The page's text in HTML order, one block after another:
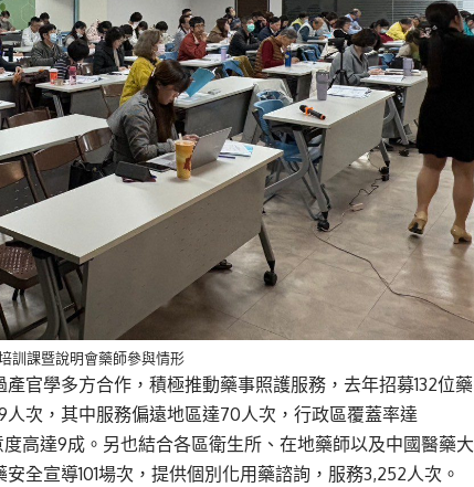
訓課暨說明會藥師參與情形
官學多方合作，積極推動藥事照護服務，去年招募132位藥
次，其中服務偏遠地區達70人次，行政區覆蓋率達
高達9成。另也結合各區衛生所、在地藥師以及中國醫藥大
全宣導101場次，提供個別化用藥諮詢，服務3,252人次。